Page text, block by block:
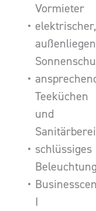
Vormieter
elektrischer,
Teeküchen
und
schlüssiges
I